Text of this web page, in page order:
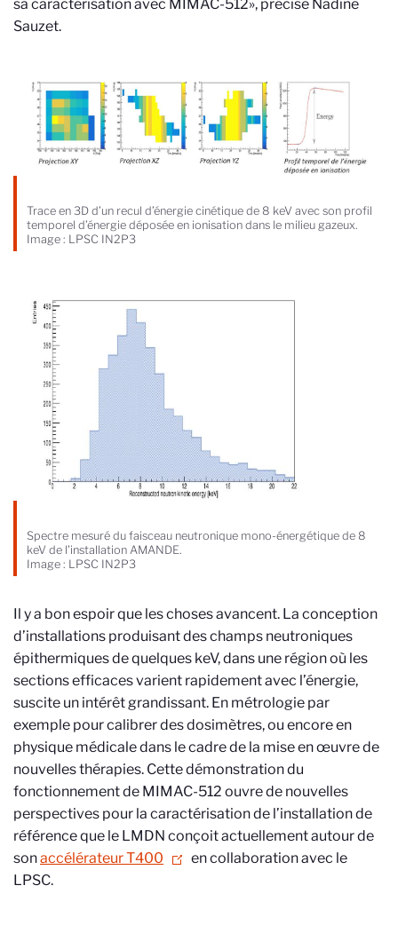
sa caractérisation avec MIMAC-512», précise Nadine
Sauzet.
Trace en 3D d’un recul d’énergie cinétique de 8 keV avec son profil
temporel d’énergie déposée en ionisation dans le milieu gazeux.
Image : LPSC IN2P3
Spectre mesuré du faisceau neutronique mono-énergétique de 8
keV de l’installation AMANDE.
Image : LPSC IN2P3
Il y a bon espoir que les choses avancent. La conception
d’installations produisant des champs neutroniques
épithermiques de quelques keV, dans une région où les
sections efficaces varient rapidement avec l’énergie,
suscite un intérêt grandissant. En métrologie par
exemple pour calibrer des dosimètres, ou encore en
physique médicale dans le cadre de la mise en œuvre de
nouvelles thérapies. Cette démonstration du
fonctionnement de MIMAC-512 ouvre de nouvelles
perspectives pour la caractérisation de l’installation de
référence que le LMDN conçoit actuellement autour de
sonaccélérateur T400
en collaboration avec le
LPSC.